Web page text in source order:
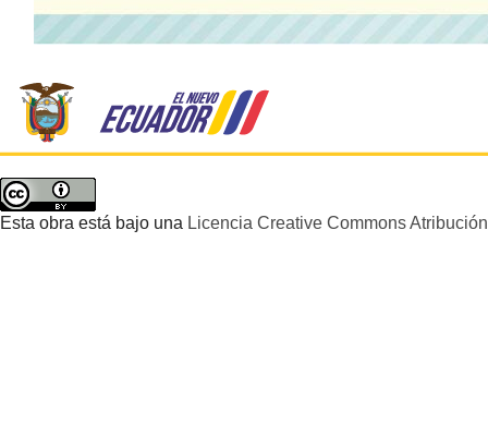
Esta obra está bajo una Licencia Creative Commons